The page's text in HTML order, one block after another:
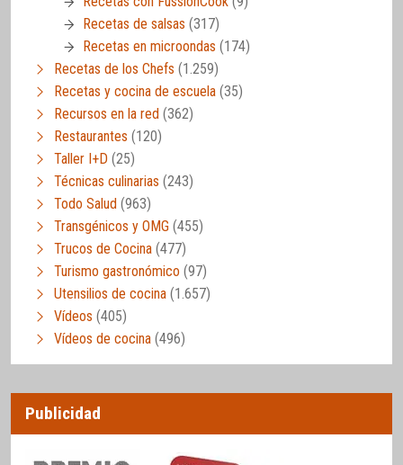
Recetas de salsas (317)
Recetas en microondas (174)
Recetas de los Chefs (1.259)
Recetas y cocina de escuela (35)
Recursos en la red (362)
Restaurantes (120)
Taller I+D (25)
Técnicas culinarias (243)
Todo Salud (963)
Transgénicos y OMG (455)
Trucos de Cocina (477)
Turismo gastronómico (97)
Utensilios de cocina (1.657)
Vídeos (405)
Vídeos de cocina (496)
Publicidad